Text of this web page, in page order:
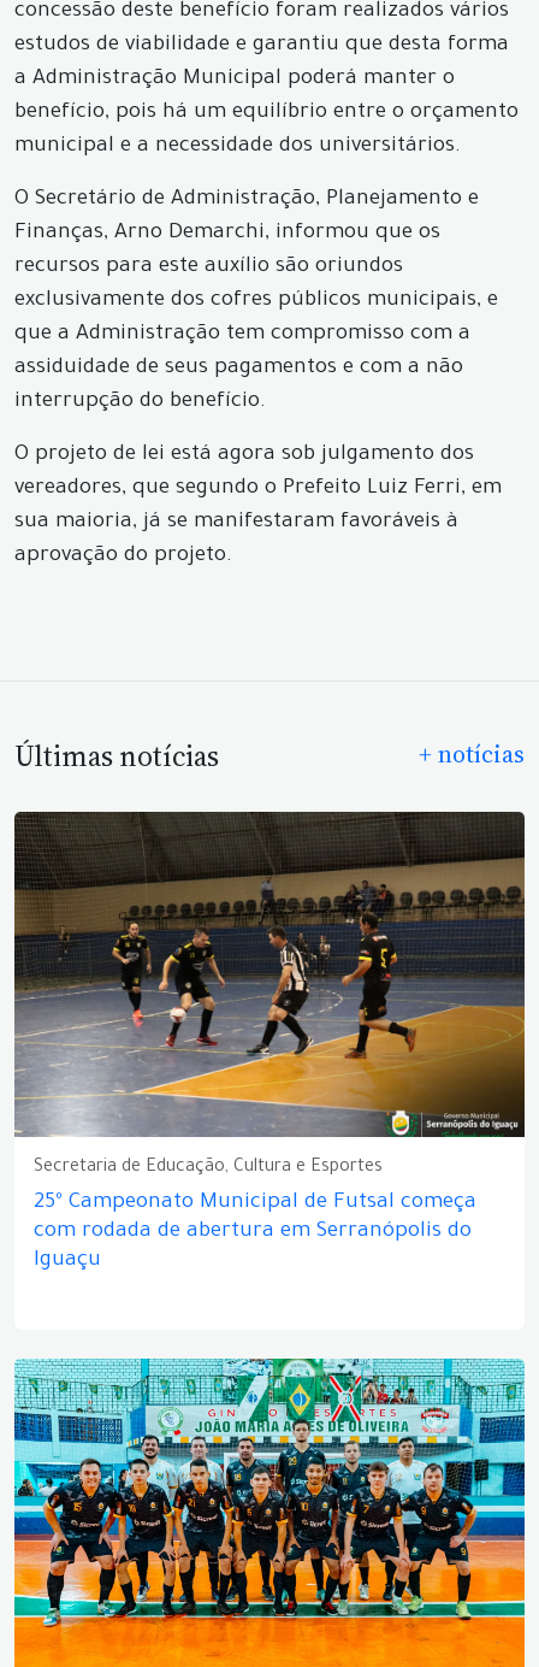
concessão deste benefício foram realizados vários
estudos de viabilidade e garantiu que desta forma
a Administração Municipal poderá manter o
benefício, pois há um equilíbrio entre o orçamento
municipal e a necessidade dos universitários.
O Secretário de Administração, Planejamento e
Finanças, Arno Demarchi, informou que os
recursos para este auxílio são oriundos
exclusivamente dos cofres públicos municipais, e
que a Administração tem compromisso com a
assiduidade de seus pagamentos e com a não
interrupção do benefício.
O projeto de lei está agora sob julgamento dos
vereadores, que segundo o Prefeito Luiz Ferri, em
sua maioria, já se manifestaram favoráveis à
aprovação do projeto.
Últimas notícias + notícias
Secretaria de Educação, Cultura e Esportes
25º Campeonato Municipal de Futsal começa
com rodada de abertura em Serranópolis do
Iguaçu